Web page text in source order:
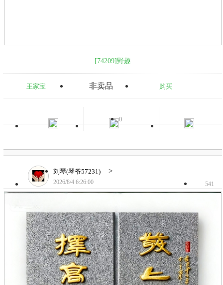
[74209]野趣
王家宝 非卖品 购买
0
刘琴(琴爷57231) >
2026/8/4 6:26:00 541